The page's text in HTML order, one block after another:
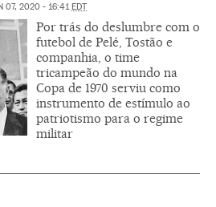
07, 2020 - 16:41 EDT
Por trás do deslumbre com o
futebol de Pelé, Tostão e
companhia, o time
tricampeão do mundo na
Copa de 1970 serviu como
instrumento de estímulo ao
patriotismo para o regime
militar